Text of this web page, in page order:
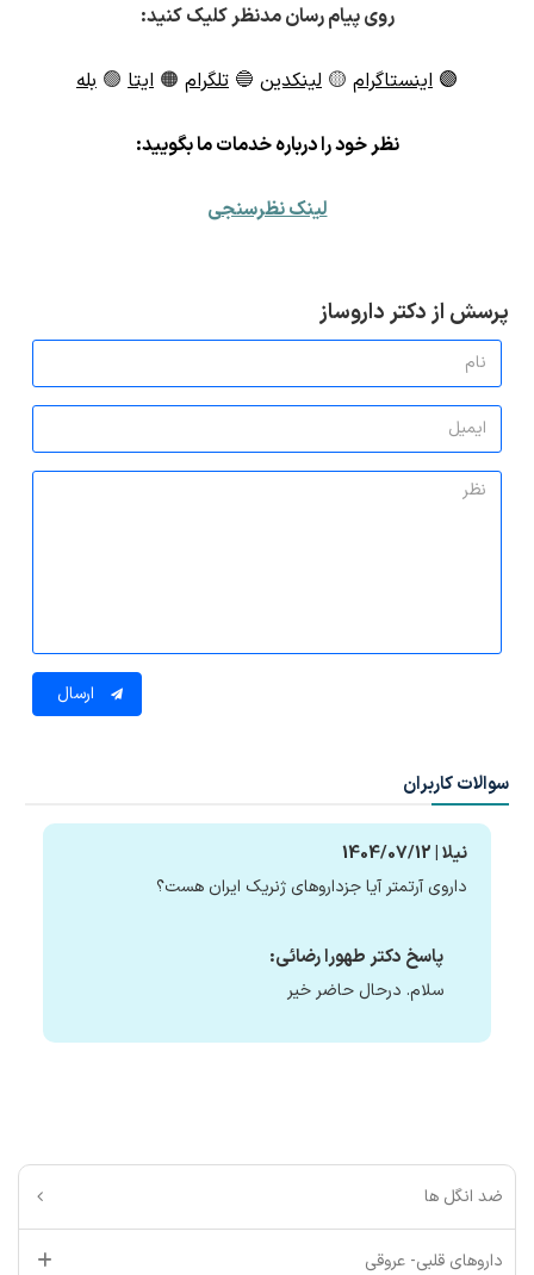
روی پیام رسان مدنظر کلیک کنید:
🟣 اینستاگرام 🟡 لینکدین 🔵 تلگرام 🟠 ایتا 🟢 بله
نظر خود را درباره خدمات ما بگویید:
لینک نظرسنجی
پرسش از دکتر داروساز
ارسال
سوالات کاربران
نیلا | 1404/07/12
داروی آرتمتر آیا جزداروهای ژنریک ایران هست؟
پاسخ دکتر طهورا رضائی:
سلام. درحال حاضر خیر
ضد انگل ها
داروهای قلبی- عروقی